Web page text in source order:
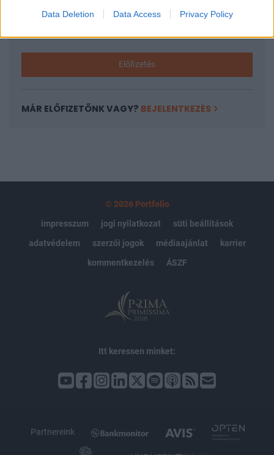
Data Deletion Data Access Privacy Policy
Kötéslisták: BÉT elmúlt 2 év napon belüli
Előfizetés
MÁR ELŐFIZETŐNK VAGY? BEJELENTKEZÉS
© 2026 Portfolio
impresszum
jogi nyilatkozat
süti beállítások
adatvédelem
szerzői jogok médiaajánlat
karrier
kommentkezelés
ÁSZF
Itt keressen minket:
Partnereink